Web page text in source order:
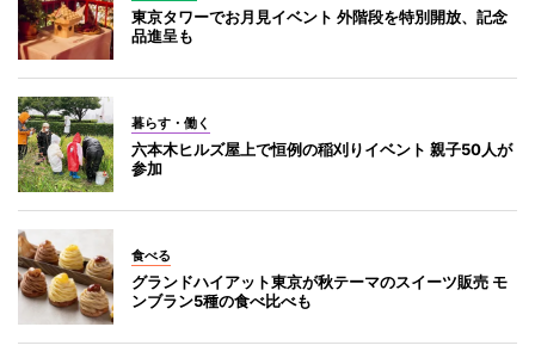
東京タワーでお月見イベント 外階段を特別開放、記念
品進呈も
暮らす・働く
六本木ヒルズ屋上で恒例の稲刈りイベント 親子50人が
参加
食べる
グランドハイアット東京が秋テーマのスイーツ販売 モ
ンブラン5種の食べ比べも